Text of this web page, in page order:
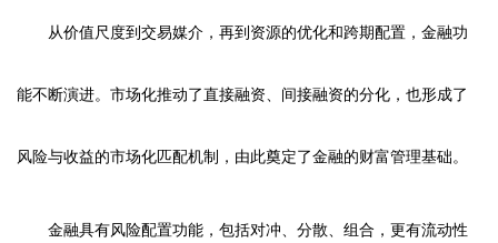
从价值尺度到交易媒介，再到资源的优化和跨期配置，金融功
能不断演进。市场化推动了直接融资、间接融资的分化，也形成了
风险与收益的市场化匹配机制，由此奠定了金融的财富管理基础。
金融具有风险配置功能，包括对冲、分散、组合，更有流动性